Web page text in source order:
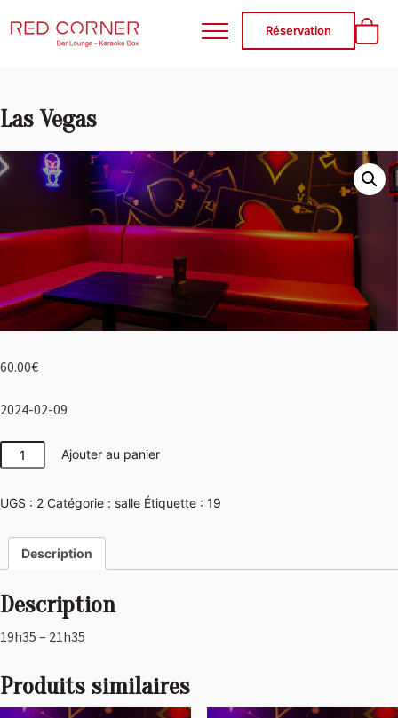
RED CORNER
Réservation
Las Vegas
60.00€
2024-02-09
quantité
de
Vegas
Ajouter au panier
UGS : 2 Catégorie : salle Étiquette : 19
Description
Description
19h35 – 21h35
Produits similaires